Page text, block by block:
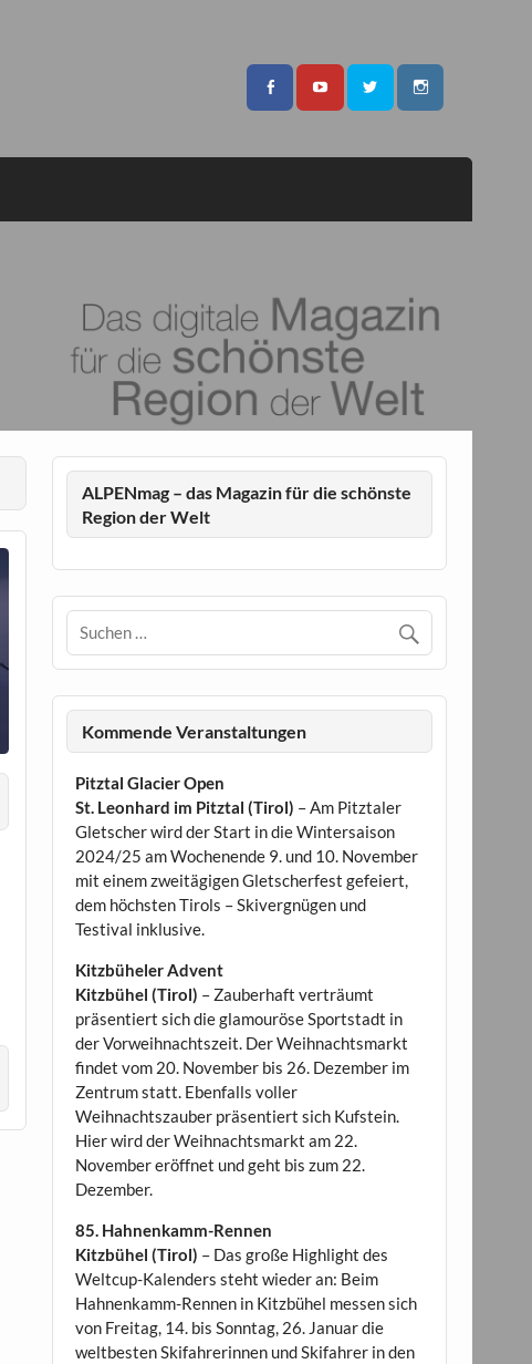
ALPENmag – das Magazin für die schönste
Region der Welt
Kommende Veranstaltungen
Pitztal Glacier Open
St. Leonhard im Pitztal (Tirol) – Am Pitztaler
Gletscher wird der Start in die Wintersaison
2024/25 am Wochenende 9. und 10. November
mit einem zweitägigen Gletscherfest gefeiert,
dem höchsten Tirols – Skivergnügen und
Testival inklusive.
Kitzbüheler Advent
Kitzbühel (Tirol) – Zauberhaft verträumt
präsentiert sich die glamouröse Sportstadt in
der Vorweihnachtszeit. Der Weihnachtsmarkt
findet vom 20. November bis 26. Dezember im
Zentrum statt. Ebenfalls voller
Weihnachtszauber präsentiert sich Kufstein.
Hier wird der Weihnachtsmarkt am 22.
November eröffnet und geht bis zum 22.
Dezember.
85. Hahnenkamm-Rennen
Kitzbühel (Tirol) – Das große Highlight des
Weltcup-Kalenders steht wieder an: Beim
Hahnenkamm-Rennen in Kitzbühel messen sich
von Freitag, 14. bis Sonntag, 26. Januar die
weltbesten Skifahrerinnen und Skifahrer in den